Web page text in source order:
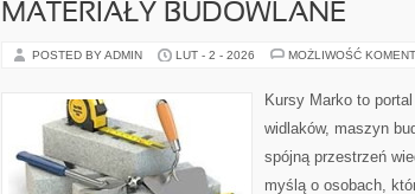
MATERIAŁY BUDOWLANE
POSTED BY ADMIN LUT - 2 - 2026 MOŻLIWOŚĆ
Kursy Marko to
widlaków, maszyn
spójną przestrzeń
myślą o osobach,